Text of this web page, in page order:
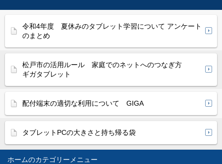
ホーム
令和4年度 夏休みのタブレット学習について アンケート
のまとめ
松戸市の活用ルール 家庭でのネットへのつなぎ方
ギガタブレット
配付端末の適切な利用について GIGA
タブレットPCの大きさと持ち帰る袋